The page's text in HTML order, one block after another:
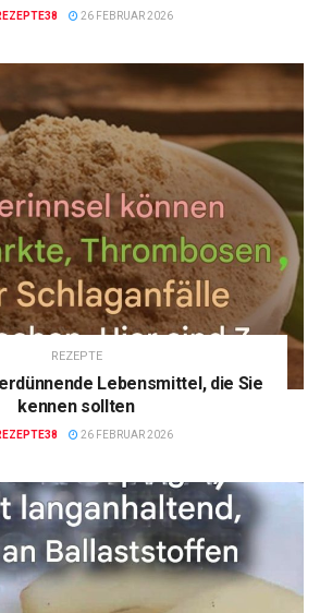
26 FEBRUAR 2026
REZEPTE
Lebensmittel, die Sie
kennen sollten
26 FEBRUAR 2026